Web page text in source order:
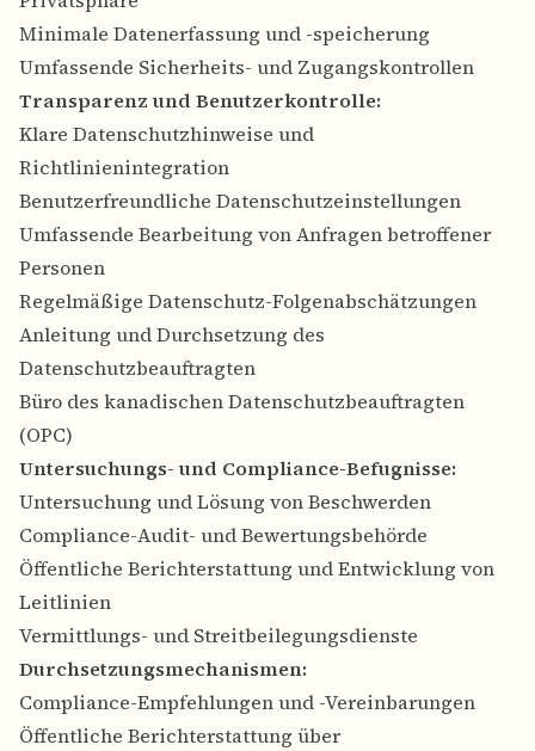
Minimale Datenerfassung und -speicherung
Umfassende Sicherheits- und Zugangskontrollen
Transparenz und Benutzerkontrolle:
Klare Datenschutzhinweise und
Richtlinienintegration
Benutzerfreundliche Datenschutzeinstellungen
Umfassende Bearbeitung von Anfragen betroffener
Personen
Regelmäßige Datenschutz-Folgenabschätzungen
Anleitung und Durchsetzung des
Datenschutzbeauftragten
Büro des kanadischen Datenschutzbeauftragten
(OPC)
Untersuchungs- und Compliance-Befugnisse:
Untersuchung und Lösung von Beschwerden
Compliance-Audit- und Bewertungsbehörde
Öffentliche Berichterstattung und Entwicklung von
Leitlinien
Vermittlungs- und Streitbeilegungsdienste
Durchsetzungsmechanismen:
Compliance-Empfehlungen und -Vereinbarungen
Öffentliche Berichterstattung über